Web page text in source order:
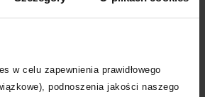
w celu zapewnienia prawidłowego
podnoszenia jakości naszego